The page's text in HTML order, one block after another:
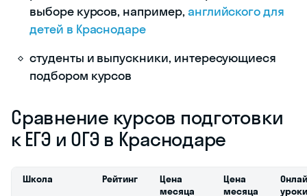
выборе курсов, например, английского для
детей в Краснодаре
студенты и выпускники, интересующиеся
подбором курсов
Сравнение курсов подготовки
к ЕГЭ и ОГЭ в Краснодаре
Школа Рейтинг
Цена
месяца
Цена
месяца
уроки